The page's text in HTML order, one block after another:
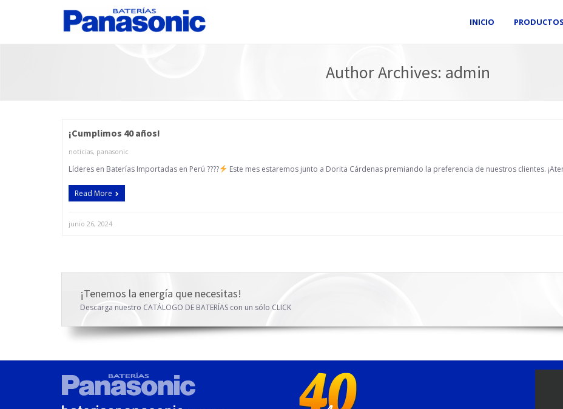
INICIO PRODUCTOS
Author Archives: admin
¡Cumplimos 40 años!
noticias, panasonic
Líderes en Baterías Importadas en Perú ???? Este mes estaremos junto a Dorita Cárdenas premiando la preferencia de nuestros clientes.
Read More
junio 26, 2024
¡Tenemos la energía que necesitas!
Descarga nuestro CATÁLOGO DE BATERÍAS con un sólo CLICK